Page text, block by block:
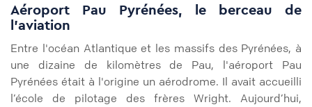
Aéroport Pau Pyrénées, le berceau de
l'aviation
Entre l'océan Atlantique et les massifs des Pyrénées, à
une dizaine de kilomètres de Pau, l'aéroport Pau
Pyrénées était à l'origine un aérodrome. Il avait accueilli
l’école de pilotage des frères Wright. Aujourd’hui,